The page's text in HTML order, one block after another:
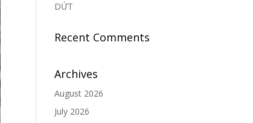
DỨT
Recent Comments
Archives
August 2026
July 2026